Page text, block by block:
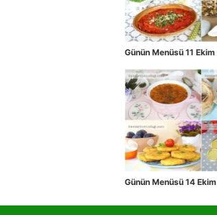
Günün Menüsü 11 Ekim
Günün Menüsü 14 Ekim